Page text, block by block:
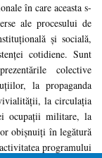
în care aceasta s-
ale procesului de
și socială,
cotidiene. Sunt
colective
la propaganda
la circulația
ocupații militare, la
obișnuiți în legătură
programului